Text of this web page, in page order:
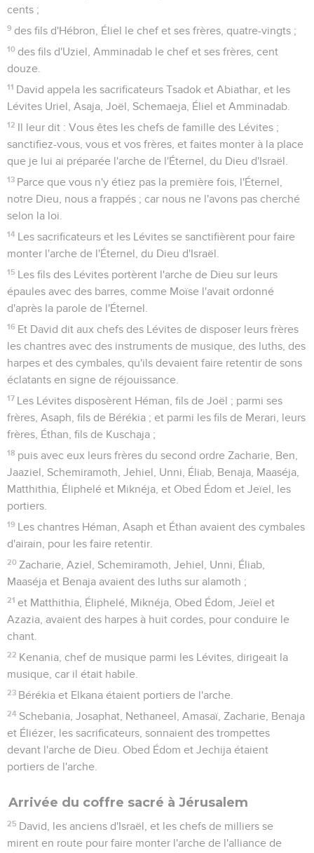
cents ;
9 des fils d'Hébron, Éliel le chef et ses frères, quatre-vingts ;
10 des fils d'Uziel, Amminadab le chef et ses frères, cent
douze.
11 David appela les sacrificateurs Tsadok et Abiathar, et les
Lévites Uriel, Asaja, Joël, Schemaeja, Éliel et Amminadab.
12 Il leur dit : Vous êtes les chefs de famille des Lévites ;
sanctifiez-vous, vous et vos frères, et faites monter à la place
que je lui ai préparée l'arche de l'Éternel, du Dieu d'Israël.
13 Parce que vous n'y étiez pas la première fois, l'Éternel,
notre Dieu, nous a frappés ; car nous ne l'avons pas cherché
selon la loi.
14 Les sacrificateurs et les Lévites se sanctifièrent pour faire
monter l'arche de l'Éternel, du Dieu d'Israël.
15 Les fils des Lévites portèrent l'arche de Dieu sur leurs
épaules avec des barres, comme Moïse l'avait ordonné
d'après la parole de l'Éternel.
16 Et David dit aux chefs des Lévites de disposer leurs frères
les chantres avec des instruments de musique, des luths, des
harpes et des cymbales, qu'ils devaient faire retentir de sons
éclatants en signe de réjouissance.
17 Les Lévites disposèrent Héman, fils de Joël ; parmi ses
frères, Asaph, fils de Bérékia ; et parmi les fils de Merari, leurs
frères, Éthan, fils de Kuschaja ;
18 puis avec eux leurs frères du second ordre Zacharie, Ben,
Jaaziel, Schemiramoth, Jehiel, Unni, Éliab, Benaja, Maaséja,
Matthithia, Éliphelé et Miknéja, et Obed Édom et Jeïel, les
portiers.
19 Les chantres Héman, Asaph et Éthan avaient des cymbales
d'airain, pour les faire retentir.
20 Zacharie, Aziel, Schemiramoth, Jehiel, Unni, Éliab,
Maaséja et Benaja avaient des luths sur alamoth ;
21 et Matthithia, Éliphelé, Miknéja, Obed Édom, Jeïel et
Azazia, avaient des harpes à huit cordes, pour conduire le
chant.
22 Kenania, chef de musique parmi les Lévites, dirigeait la
musique, car il était habile.
23 Bérékia et Elkana étaient portiers de l'arche.
24 Schebania, Josaphat, Nethaneel, Amasaï, Zacharie, Benaja
et Éliézer, les sacrificateurs, sonnaient des trompettes
devant l'arche de Dieu. Obed Édom et Jechija étaient
portiers de l'arche.
Arrivée du coffre sacré à Jérusalem
25 David, les anciens d'Israël, et les chefs de milliers se
mirent en route pour faire monter l'arche de l'alliance de